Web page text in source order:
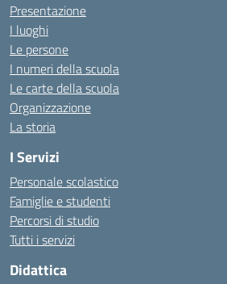
Presentazione
I luoghi
Le persone
I numeri della scuola
Le carte della scuola
Organizzazione
La storia
I Servizi
Personale scolastico
Famiglie e studenti
Percorsi di studio
Tutti i servizi
Didattica